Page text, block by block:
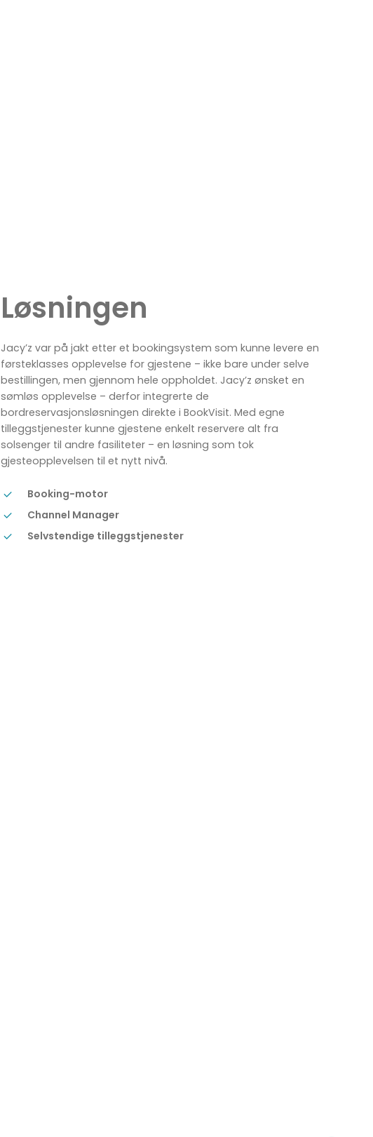
Løsningen
Jacy’z var på jakt etter et bookingsystem som kunne levere en
førsteklasses opplevelse for gjestene – ikke bare under selve
bestillingen, men gjennom hele oppholdet. Jacy’z ønsket en
sømløs opplevelse – derfor integrerte de
bordreservasjonsløsningen direkte i BookVisit. Med egne
tilleggstjenester kunne gjestene enkelt reservere alt fra
solsenger til andre fasiliteter – en løsning som tok
gjesteopplevelsen til et nytt nivå.
Booking-motor
Channel Manager
Selvstendige tilleggstjenester